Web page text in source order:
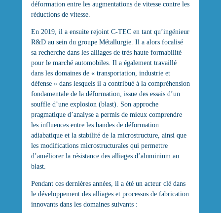
déformation entre les augmentations de vitesse contre les
réductions de vitesse.
En 2019, il a ensuite rejoint C-TEC en tant qu’ingénieur
R&D au sein du groupe Métallurgie. Il a alors focalisé
sa recherche dans les alliages de très haute formabilité
pour le marché automobiles. Il a également travaillé
dans les domaines de « transportation, industrie et
défense » dans lesquels il a contribué à la compréhension
fondamentale de la déformation, issue des essais d’un
souffle d’une explosion (blast). Son approche
pragmatique d’analyse a permis de mieux comprendre
les influences entre les bandes de déformation
adiabatique et la stabilité de la microstructure, ainsi que
les modifications microstructurales qui permettre
d’améliorer la résistance des alliages d’aluminium au
blast.
Pendant ces dernières années, il a été un acteur clé dans
le développement des alliages et processus de fabrication
innovants dans les domaines suivants :